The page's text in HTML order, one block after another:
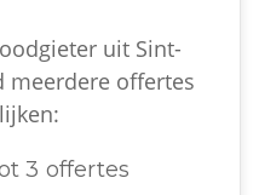
uit Sint-
offertes
3 offertes